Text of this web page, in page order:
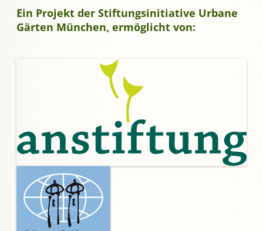
Ein Projekt der Stiftungsinitiative Urbane
Gärten München, ermöglicht von: